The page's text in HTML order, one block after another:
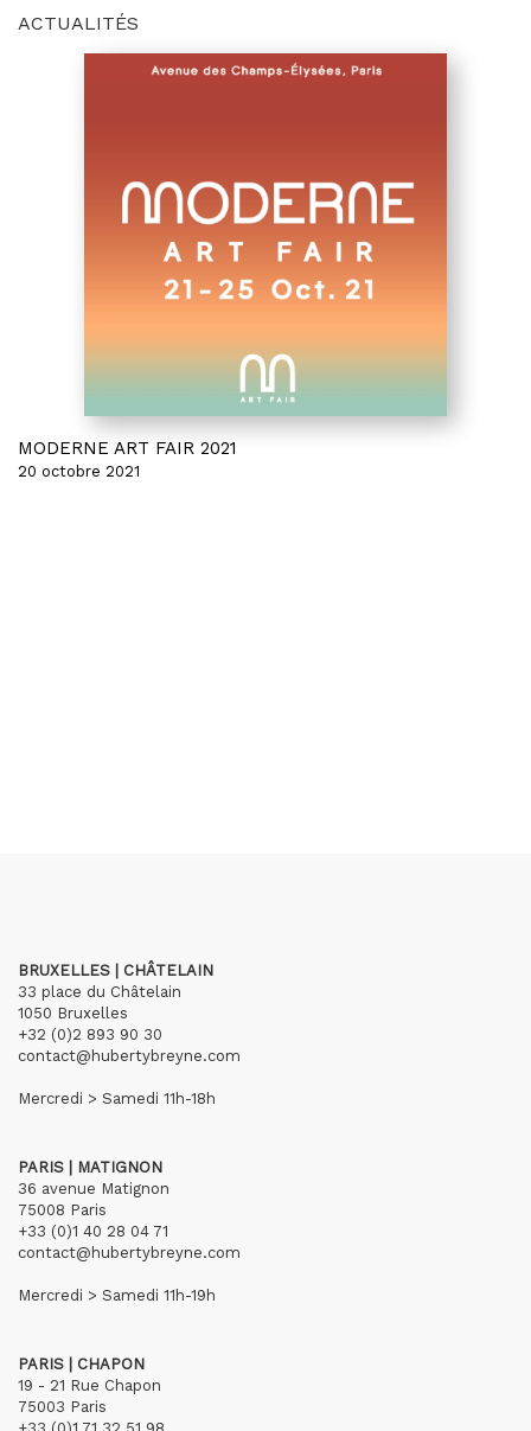
ACTUALITÉS
MODERNE ART FAIR 2021
20 octobre 2021
BRUXELLES | CHÂTELAIN
33 place du Châtelain
1050 Bruxelles
+32 (0)2 893 90 30
contact@hubertybreyne.com
Mercredi > Samedi 11h-18h
PARIS | MATIGNON
36 avenue Matignon
75008 Paris
+33 (0)1 40 28 04 71
contact@hubertybreyne.com
Mercredi > Samedi 11h-19h
PARIS | CHAPON
19 - 21 Rue Chapon
75003 Paris